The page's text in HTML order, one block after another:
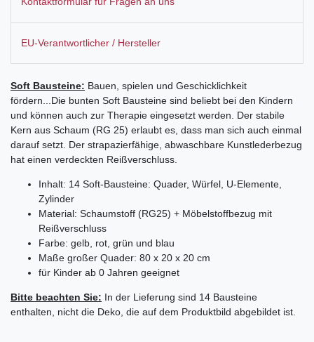
EU-Verantwortlicher / Hersteller
Soft Bausteine: Bauen, spielen und Geschicklichkeit
fördern...Die bunten Soft Bausteine sind beliebt bei den Kindern
und können auch zur Therapie eingesetzt werden. Der stabile
Kern aus Schaum (RG 25) erlaubt es, dass man sich auch einmal
darauf setzt. Der strapazierfähige, abwaschbare Kunstlederbezug
hat einen verdeckten Reißverschluss.
Inhalt: 14 Soft-Bausteine: Quader, Würfel, U-Elemente,
Zylinder
Material: Schaumstoff (RG25) + Möbelstoffbezug mit
Reißverschluss
Farbe: gelb, rot, grün und blau
Maße großer Quader: 80 x 20 x 20 cm
für Kinder ab 0 Jahren geeignet
Bitte beachten Sie: In der Lieferung sind 14 Bausteine
enthalten, nicht die Deko, die auf dem Produktbild abgebildet ist.